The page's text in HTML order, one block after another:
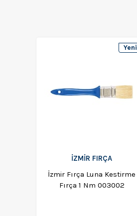
İZMİR FIRÇA
İzmir Fırça Luna Kestirme
Fırça 1 Nm 003002
Yeni